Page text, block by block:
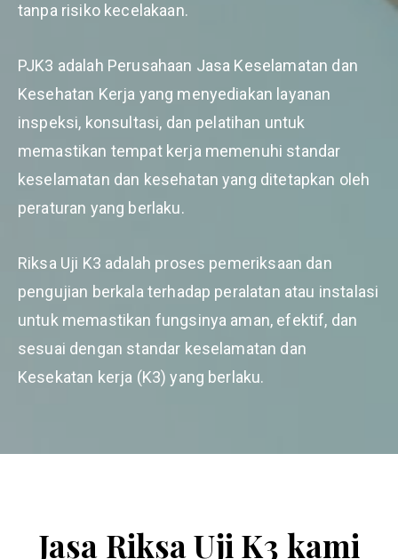
tanpa risiko kecelakaan.
PJK3 adalah Perusahaan Jasa Keselamatan dan
Kesehatan Kerja yang menyediakan layanan
inspeksi, konsultasi, dan pelatihan untuk
memastikan tempat kerja memenuhi standar
keselamatan dan kesehatan yang ditetapkan oleh
peraturan yang berlaku.
Riksa Uji K3 adalah proses pemeriksaan dan
pengujian berkala terhadap peralatan atau instalasi
untuk memastikan fungsinya aman, efektif, dan
sesuai dengan standar keselamatan dan
Kesekatan kerja (K3) yang berlaku.
Jasa Riksa Uji K3 kami